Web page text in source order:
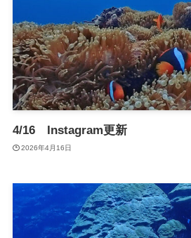
4/16 Instagram更新
2026年4月16日